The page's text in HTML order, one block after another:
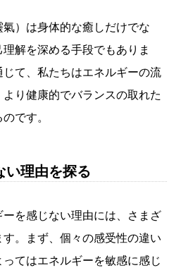
）は身体的な癒しだけでな
解を深める手段でもありま
て、私たちはエネルギーの流
り健康的でバランスの取れた
です。
い理由を探る
を感じない理由には、さまざ
。まず、個々の感受性の違い
てはエネルギーを敏感に感じ